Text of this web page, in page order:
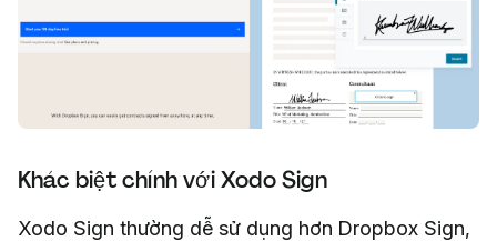
Khác biệt chính với Xodo Sign
Xodo Sign thường dễ sử dụng hơn Dropbox Sign,